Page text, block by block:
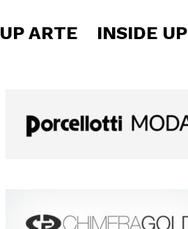
UP ARTE INSIDE UP